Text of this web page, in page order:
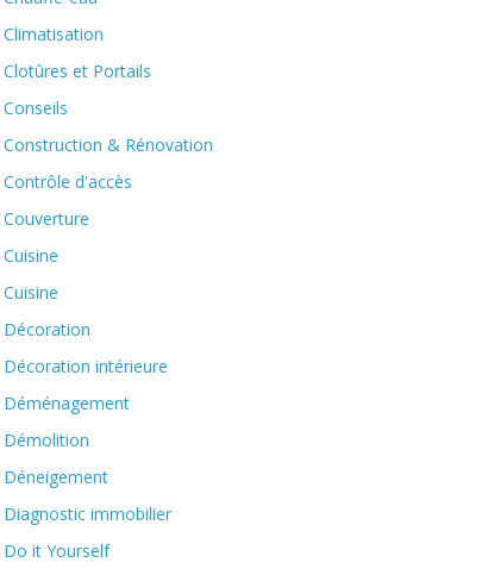
Climatisation
Clotûres et Portails
Conseils
Construction & Rénovation
Contrôle d'accès
Couverture
Cuisine
Cuisine
Décoration
Décoration intérieure
Déménagement
Démolition
Déneigement
Diagnostic immobilier
Do it Yourself